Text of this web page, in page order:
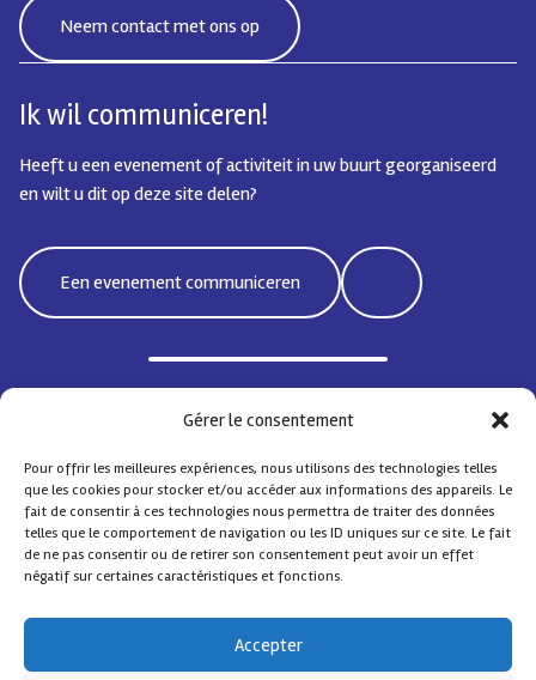
Gérer le consentement
Pour offrir les meilleures expériences, nous utilisons des technologies telles
que les cookies pour stocker et/ou accéder aux informations des appareils. Le
fait de consentir à ces technologies nous permettra de traiter des données
telles que le comportement de navigation ou les ID uniques sur ce site. Le fait
de ne pas consentir ou de retirer son consentement peut avoir un effet
négatif sur certaines caractéristiques et fonctions.
Accepter
Neem contact met ons op
Ik wil communiceren!
Heeft u een evenement of activiteit in uw buurt georganiseerd
en wilt u dit op deze site delen?
Een evenement communiceren
Bd Emile Jacqmain 95 | 1000 Brussel - België
Sociale Coördinatie Noord– Alle rechten voorbehouden
Design byComsa asbl.
Met de steun van